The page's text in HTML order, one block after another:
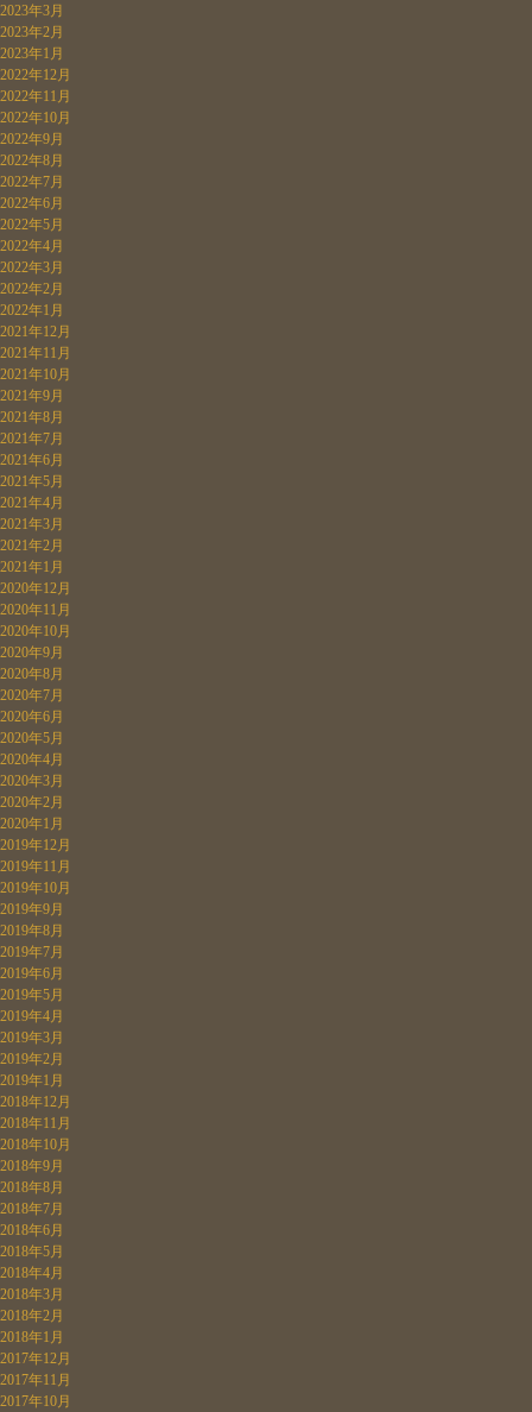
2023年3月
2023年2月
2023年1月
2022年12月
2022年11月
2022年10月
2022年9月
2022年8月
2022年7月
2022年6月
2022年5月
2022年4月
2022年3月
2022年2月
2022年1月
2021年12月
2021年11月
2021年10月
2021年9月
2021年8月
2021年7月
2021年6月
2021年5月
2021年4月
2021年3月
2021年2月
2021年1月
2020年12月
2020年11月
2020年10月
2020年9月
2020年8月
2020年7月
2020年6月
2020年5月
2020年4月
2020年3月
2020年2月
2020年1月
2019年12月
2019年11月
2019年10月
2019年9月
2019年8月
2019年7月
2019年6月
2019年5月
2019年4月
2019年3月
2019年2月
2019年1月
2018年12月
2018年11月
2018年10月
2018年9月
2018年8月
2018年7月
2018年6月
2018年5月
2018年4月
2018年3月
2018年2月
2018年1月
2017年12月
2017年11月
2017年10月